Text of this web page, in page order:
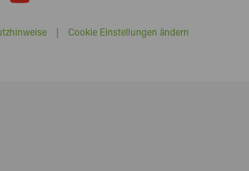
| Cookie Einstellungen ändern